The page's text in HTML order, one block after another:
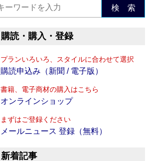
検 索
購読・購入・登録
プランいろいろ、スタイルに合わせて選択
購読申込み（新聞 / 電子版）
書籍、電子商材の購入はこちら
オンラインショップ
まずはご登録ください
メールニュース 登録（無料）
新着記事